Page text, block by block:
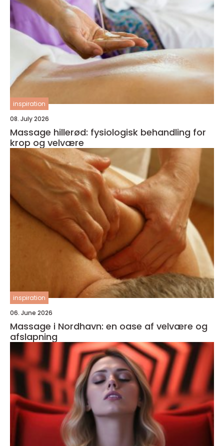
inspiration
08. July 2026
Massage hillerød: fysiologisk behandling for
krop og velvære
inspiration
06. June 2026
Massage i Nordhavn: en oase af velvære og
afslapning